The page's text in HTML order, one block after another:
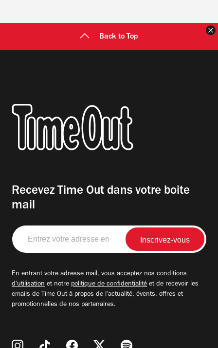
Back to Top
Recevez Time Out dans votre boite
mail
Entrez
votre
adresse
En entrant votre adresse mail, vous acceptez nos conditions
d'utilisation et notre politique de confidentialité et de recevoir les
emails de Time Out à propos de l'actualité, évents, offres et
promotionnelles de nos partenaires.